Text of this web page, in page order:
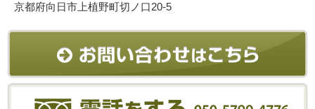
京都府向日市上植野町切ノ口20-5